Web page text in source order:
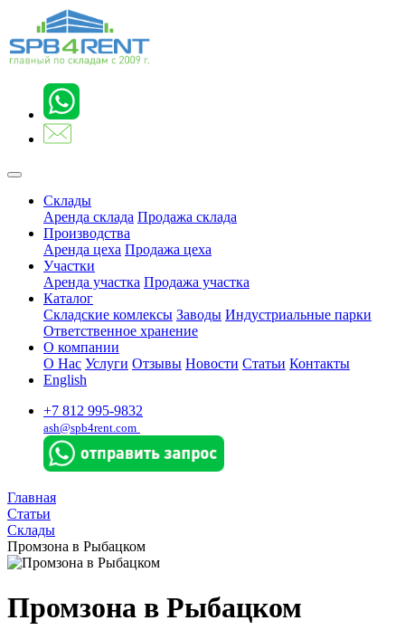
Склады
Аренда склада Продажа склада
Производства
Аренда цеха Продажа цеха
Участки
Аренда участка Продажа участка
Каталог
Складские комлексы Заводы Индустриальные парки
Ответственное хранение
О компании
О Нас Услуги Отзывы Новости Статьи Контакты
English
+7 812 995-9832
ash@spb4rent.com
Главная
Статьи
Склады
Промзона в Рыбацком
Промзона в Рыбацком